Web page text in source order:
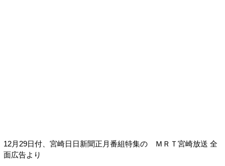
12月29日付、宮崎日日新聞正月番組特集の ＭＲＴ宮崎放送 全
面広告より